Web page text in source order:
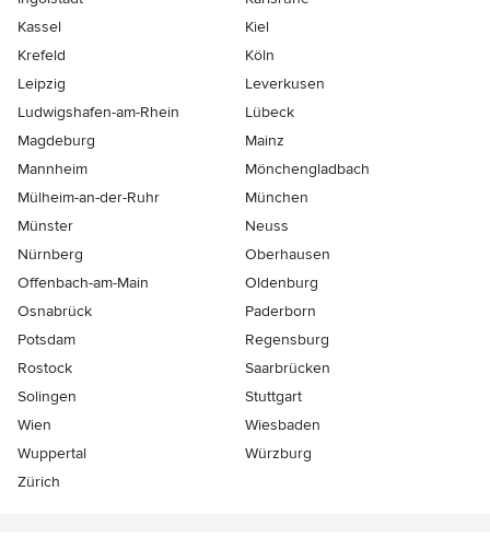
Kassel
Kiel
Krefeld
Köln
Leipzig
Leverkusen
Ludwigshafen-am-Rhein
Lübeck
Magdeburg
Mainz
Mannheim
Mönchen­gladbach
Mülheim-an-der-Ruhr
München
Münster
Neuss
Nürnberg
Oberhausen
Offenbach-am-Main
Oldenburg
Osnabrück
Paderborn
Potsdam
Regensburg
Rostock
Saarbrücken
Solingen
Stuttgart
Wien
Wiesbaden
Wuppertal
Würzburg
Zürich